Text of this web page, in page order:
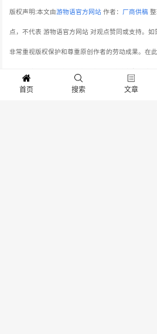
版权声明:本文由游物语官方网站 作者： 厂商供稿
点，不代表 游物语官方网站 对观点赞同或支持。如
非常重视版权保护和尊重原创作者的劳动成果。在
源于网络资源，我们无法保证每张图片的版权信息
有者发现我们使用了您的作品，并且您对此有异议
首页 搜索 文章